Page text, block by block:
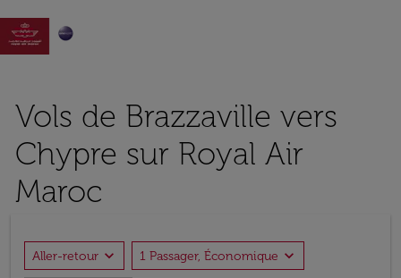

Vols de Brazzaville vers
Chypre sur Royal Air
Maroc
Aller-retour expand_more 1 Passager, Économique expand_more